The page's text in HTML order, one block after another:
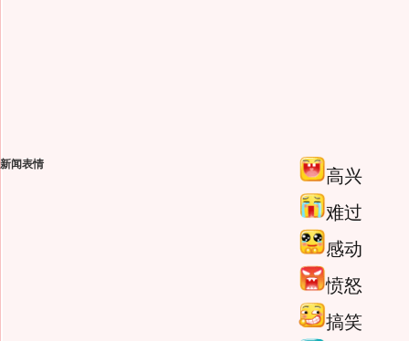
新闻表情
高兴
难过
感动
愤怒
搞笑